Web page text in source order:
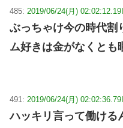
485: 2019/06/24(月) 02:02:12.19
ぶっちゃけ今の時代割
ム好きは金がなくとも
491: 2019/06/24(月) 02:02:36.79
ハッキリ言って働ける